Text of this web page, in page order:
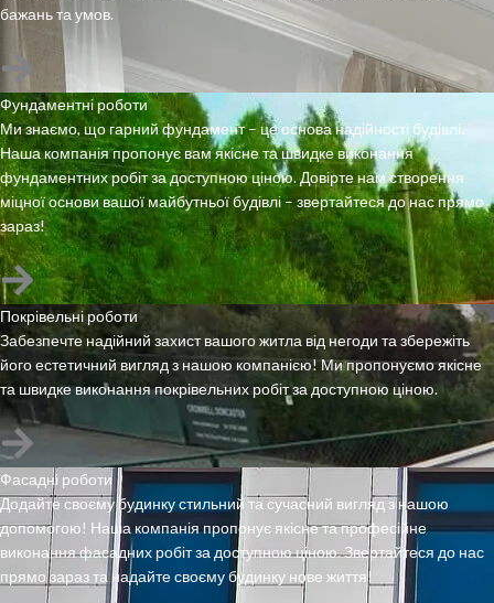
бажань та умов.
Фундаментні роботи
Ми знаємо, що гарний фундамент – це основа надійності будівлі.
Наша компанія пропонує вам якісне та швидке виконання
фундаментних робіт за доступною ціною. Довірте нам створення
міцної основи вашої майбутньої будівлі – звертайтеся до нас прямо
зараз!
Покрівельні роботи
Забезпечте надійний захист вашого житла від негоди та збережіть
його естетичний вигляд з нашою компанією! Ми пропонуємо якісне
та швидке виконання покрівельних робіт за доступною ціною.
Фасадні роботи
Додайте своєму будинку стильний та сучасний вигляд з нашою
допомогою! Наша компанія пропонує якісне та професійне
виконання фасадних робіт за доступною ціною. Звертайтеся до нас
прямо зараз та надайте своєму будинку нове життя!